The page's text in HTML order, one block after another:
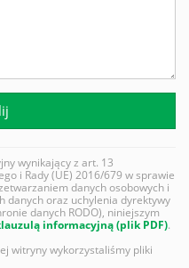
wynikający z art. 13
i Rady (UE) 2016/679 w sprawie
danych osobowych i
danych oraz uchylenia dyrektywy
danych RODO), niniejszym
informacyjną (plik PDF).
witryny wykorzystaliśmy pliki